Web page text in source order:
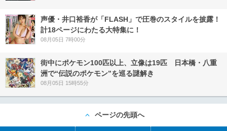
声優・井口裕香が「FLASH」で圧巻のスタイルを披露！
計18ページにわたる大特集に！
08月05日 7時00分
街中にポケモン100匹以上、立像は19匹 日本橋・八重
洲で“伝説のポケモン”を巡る謎解き
08月05日 15時55分
ページの先頭へ